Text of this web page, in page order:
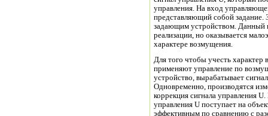
управления. На вход
представляющий собой задание.
задающим устройством. Данный
реализации, но оказывается
характере возмущения.
Для того чтобы учесть характер
применяют управление по
устройство, вырабатывает
Одновременно, производятся
коррекция сигнала управления
управления U поступает на
эффективным по сравнению с